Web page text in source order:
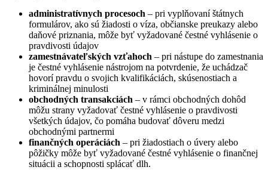
administratívnych procesoch – pri vyplňovaní štátnych
formulárov, ako sú žiadosti o víza, občianske preukazy alebo
daňové priznania, môže byť vyžadované čestné vyhlásenie o
pravdivosti údajov
zamestnávateľských vzťahoch – pri nástupe do zamestnania
je čestné vyhlásenie nástrojom na potvrdenie, že uchádzač
hovorí pravdu o svojich kvalifikáciách, skúsenostiach a
kriminálnej minulosti
obchodných transakciách – v rámci obchodných dohôd
môžu strany vyžadovať čestné vyhlásenie o pravdivosti
všetkých údajov, čo pomáha budovať dôveru medzi
obchodnými partnermi
finančných operáciách – pri žiadostiach o úvery alebo
pôžičky môže byť vyžadované čestné vyhlásenie o finančnej
situácii a schopnosti splácať dlh.